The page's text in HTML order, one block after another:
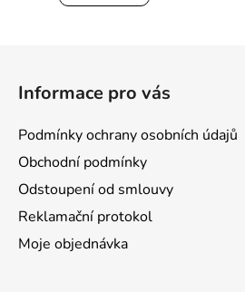
Informace pro vás
Podmínky ochrany osobních údajů
Obchodní podmínky
Odstoupení od smlouvy
Reklamační protokol
Moje objednávka